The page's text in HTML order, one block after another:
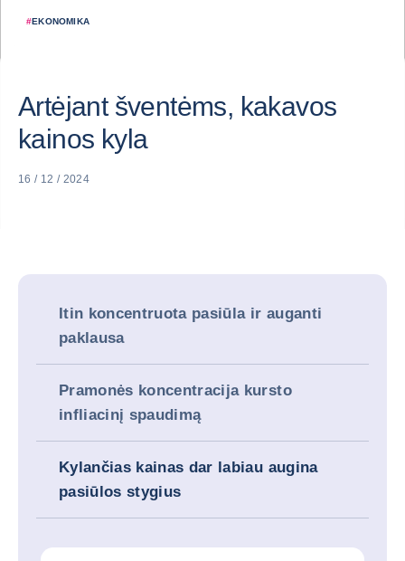
#EKONOMIKA
Artėjant šventėms, kakavos
kainos kyla
16 / 12 / 2024
Itin koncentruota pasiūla ir auganti
paklausa
Pramonės koncentracija kursto
infliacinį spaudimą
Kylančias kainas dar labiau augina
pasiūlos stygius